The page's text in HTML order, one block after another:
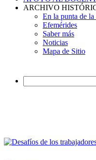
ARCHIVO
En la punta de la
Efemérides
Saber más
Noticias
Mapa de Sitio